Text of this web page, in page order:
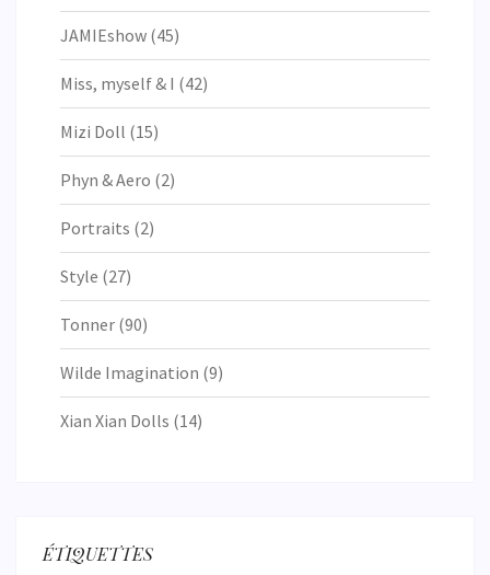
JAMIEshow (45)
Miss, myself & I (42)
Mizi Doll (15)
Phyn & Aero (2)
Portraits (2)
Style (27)
Tonner (90)
Wilde Imagination (9)
Xian Xian Dolls (14)
ÉTIQUETTES